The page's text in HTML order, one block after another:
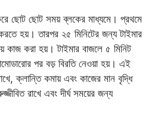
ছোট ছোট সময় ব্লকের মাধ্যমে। প্রথমে
হয়। তারপর ২৫ মিনিটের জন্য টাইমার
কাজ করা হয়। টাইমার বাজলে ৫ মিনিট
পর বড় বিরতি নেওয়া হয়। এই
ক্লান্তি কমায় এবং কাজের মান বৃদ্ধি
রাখে এবং দীর্ঘ সময়ের জন্য